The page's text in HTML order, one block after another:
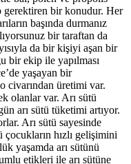
gerektiren bir konudur. Her
başında durmanız
bir taraftan da
da bir kişiyi aşan bir
bir ekip ile yapılması
yaşayan bir
civarından üretimi var.
olanlar var. Arı sütü
arı sütü tüketimi artıyor.
Arı sütü sayesinde
hızlı gelişimini
yaşamda arı sütünü
etikleri ile arı sütüne